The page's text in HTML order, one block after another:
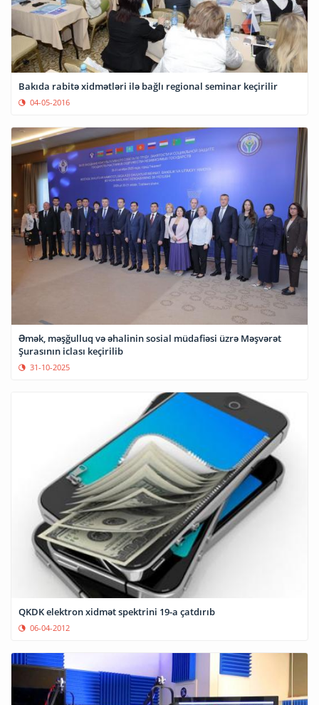
Bakıda rabitə xidmətləri ilə bağlı regional seminar keçirilir
04-05-2016
Əmək, məşğulluq və əhalinin sosial müdafiəsi üzrə Məşvərət
Şurasının iclası keçirilib
31-10-2025
QKDK elektron xidmət spektrini 19-a çatdırıb
06-04-2012